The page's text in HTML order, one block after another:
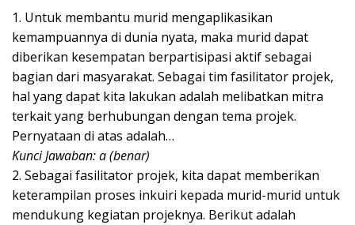
1. Untuk membantu murid mengaplikasikan
kemampuannya di dunia nyata, maka murid dapat
diberikan kesempatan berpartisipasi aktif sebagai
bagian dari masyarakat. Sebagai tim fasilitator projek,
hal yang dapat kita lakukan adalah melibatkan mitra
terkait yang berhubungan dengan tema projek.
Pernyataan di atas adalah…
Kunci Jawaban: a (benar)
2. Sebagai fasilitator projek, kita dapat memberikan
keterampilan proses inkuiri kepada murid-murid untuk
mendukung kegiatan projeknya. Berikut adalah